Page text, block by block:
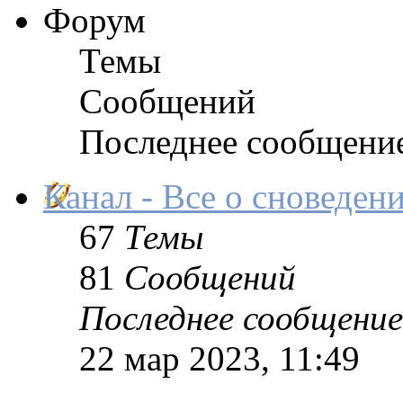
Форум
Темы
Сообщений
Последнее
Канал - Все о
67 Темы
81 Сообщений
Последнее сообщение
22 мар 2023, 11:49